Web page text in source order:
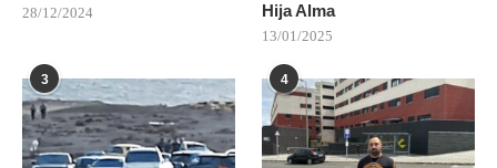
28/12/2024
Hija Alma
13/01/2025
3 4